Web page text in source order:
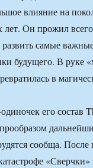
влияние на
лет. Он прожил
развить самые
будущего. В руке
в
его состав
сообща. После